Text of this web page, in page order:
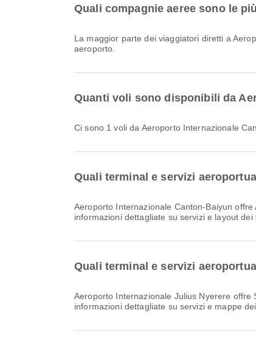
Quali compagnie aeree sono le
La maggior parte dei viaggiatori diretti a
aeroporto.
Quanti voli sono disponibili da
Ci sono 1 voli da Aeroporto Internazionale
Quali terminal e servizi
Aeroporto Internazionale Canton-Baiyun offre Area fumatori, Ristorazione, Sala di preghiera e molti altri servizi per migliorare la tua esperienza di viaggio. Puoi consultare
informazioni dettagliate su servizi e layout dei
Quali terminal e servizi
Aeroporto Internazionale Julius Nyerere offre Sala di preghiera, Lounge, Bus navetta e molti altri servizi per migliorare la tua esperienza di viaggio. Puoi consultare
informazioni dettagliate su servizi e mappe